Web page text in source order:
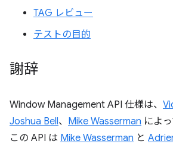
TAG レビュー
テストの目的
謝辞
Window Management API 仕様は、
Joshua Bell、 Mike Wasserman によ
この API は Mike Wasserman と